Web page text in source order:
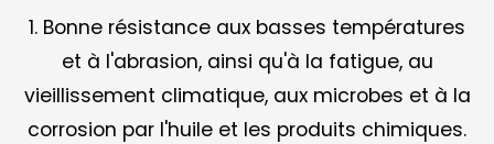
1. Bonne résistance aux basses températures
et à l'abrasion, ainsi qu'à la fatigue, au
vieillissement climatique, aux microbes et à la
corrosion par l'huile et les produits chimiques.